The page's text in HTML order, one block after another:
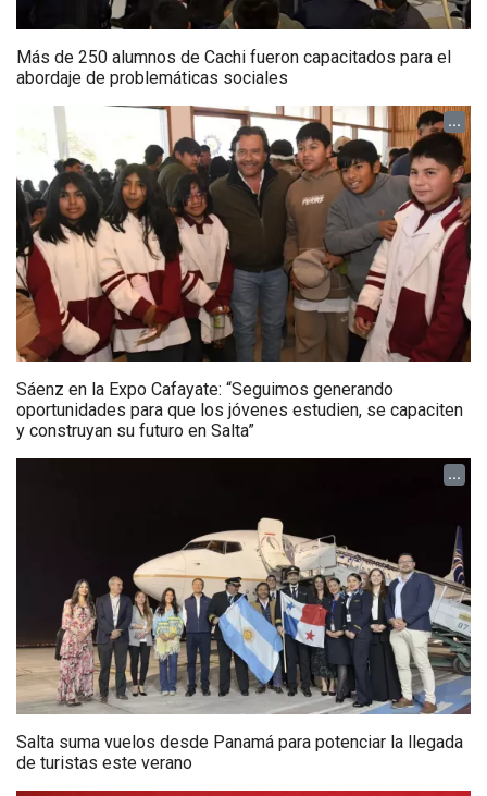
Más de 250 alumnos de Cachi fueron capacitados para el
abordaje de problemáticas sociales
...
Sáenz en la Expo Cafayate: “Seguimos generando
oportunidades para que los jóvenes estudien, se capaciten
y construyan su futuro en Salta”
...
Salta suma vuelos desde Panamá para potenciar la llegada
de turistas este verano